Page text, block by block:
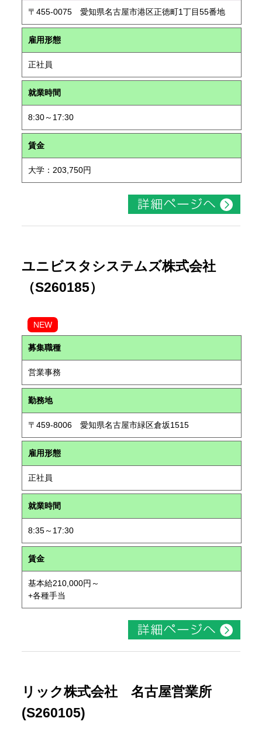
〒455-0075 愛知県名古屋市港区正徳町1丁目55番地
雇用形態
正社員
就業時間
8:30～17:30
賃金
大学：203,750円
ユニビスタシステムズ株式会社
（S260185）
NEW
募集職種
営業事務
勤務地
〒459-8006 愛知県名古屋市緑区倉坂1515
雇用形態
正社員
就業時間
8:35～17:30
賃金
基本給210,000円～
+各種手当
リック株式会社 名古屋営業所
(S260105)